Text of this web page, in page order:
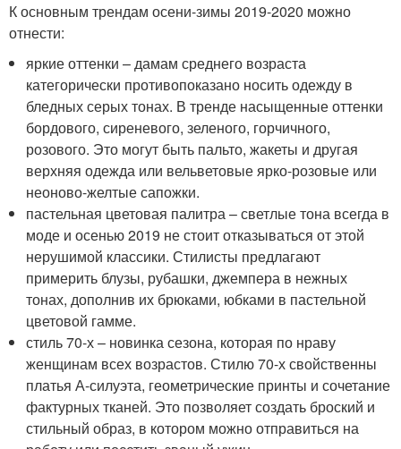
К основным трендам осени-зимы 2019-2020 можно
отнести:
яркие оттенки – дамам среднего возраста
категорически противопоказано носить одежду в
бледных серых тонах. В тренде насыщенные оттенки
бордового, сиреневого, зеленого, горчичного,
розового. Это могут быть пальто, жакеты и другая
верхняя одежда или вельветовые ярко-розовые или
неоново-желтые сапожки.
пастельная цветовая палитра – светлые тона всегда в
моде и осенью 2019 не стоит отказываться от этой
нерушимой классики. Стилисты предлагают
примерить блузы, рубашки, джемпера в нежных
тонах, дополнив их брюками, юбками в пастельной
цветовой гамме.
стиль 70-х – новинка сезона, которая по нраву
женщинам всех возрастов. Стилю 70-х свойственны
платья А-силуэта, геометрические принты и сочетание
фактурных тканей. Это позволяет создать броский и
стильный образ, в котором можно отправиться на